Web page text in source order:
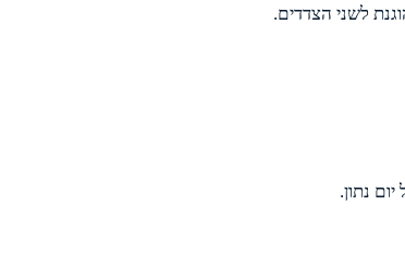
לשני הצדדים.
נתון.